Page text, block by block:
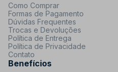
Como Comprar
Formas de Pagamento
Dúvidas Frequentes
Trocas e Devoluções
Política de Entrega
Política de Privacidade
Contato
Benefícios